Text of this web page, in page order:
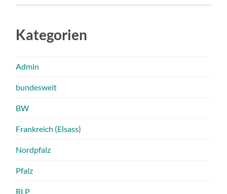
Kategorien
Admin
bundesweit
BW
Frankreich (Elsass)
Nordpfalz
Pfalz
RLP